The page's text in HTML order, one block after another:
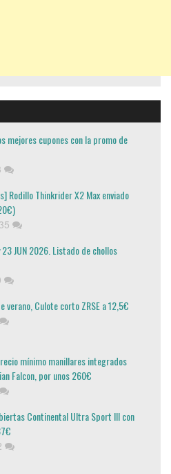
mejores cupones con la promo de
Rodillo Thinkrider X2 Max enviado
JUN 2026. Listado de chollos
verano, Culote corto ZRSE a 12,5€
mínimo manillares integrados
Falcon, por unos 260€
Continental Ultra Sport III con